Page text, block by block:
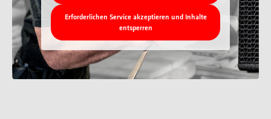
Erforderlichen Service akzeptieren und Inhalte
entsperren